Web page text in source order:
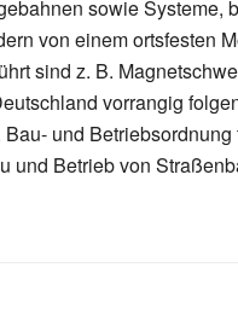
sowie Systeme,
von einem ortsfesten
sind z. B.
vorrangig
und
und Betrieb von